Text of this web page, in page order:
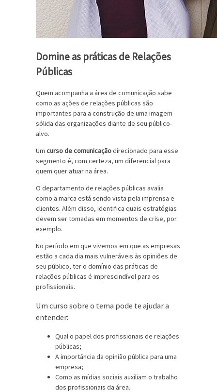
Domine as práticas de Relações
Públicas
Quem acompanha a área de comunicação sabe
como as ações de relações públicas são
importantes para a construção de uma imagem
sólida das organizações diante de seu público-
alvo.
Um curso de comunicaçãodirecionado para esse
segmento é, com certeza, um diferencial para
quem quer atuar na área.
O departamento de relações públicas avalia
como a marca está sendo vista pela imprensa e
clientes. Além disso, identifica quais estratégias
devem ser tomadas em momentos de crise, por
exemplo.
No período em que vivemos em que as empresas
estão a cada dia mais vulneráveis às opiniões de
seu público, ter o domínio das práticas de
relações públicas é imprescindível para os
profissionais.
Um curso sobre o tema pode te ajudar a
entender:
Qual o papel dos profissionais de relações
públicas;
A importância da opinião pública para uma
empresa;
Como as mídias sociais auxiliam o trabalho
dos profissionais da área.